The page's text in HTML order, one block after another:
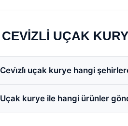
CEVİZLİ UÇAK
Cevi̇zli̇ uçak kurye hangi
Uçak kurye ile hangi ürünler